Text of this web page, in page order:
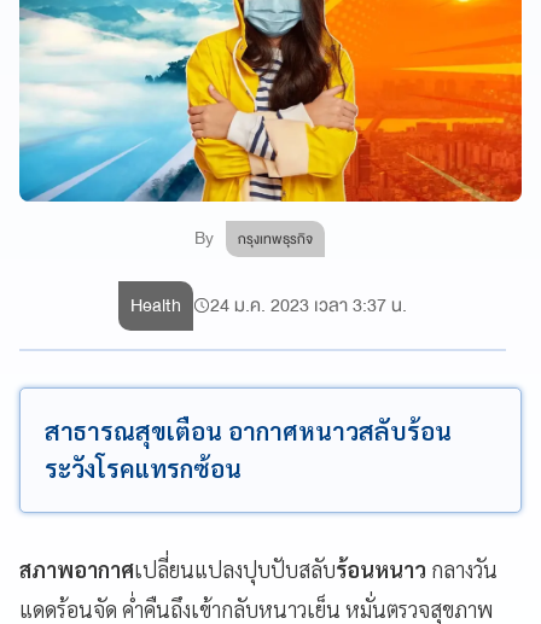
By กรุงเทพธุรกิจ
Health 24 ม.ค. 2023 เวลา 3:37 น.
สาธารณสุขเตือน อากาศหนาวสลับร้อน
ระวังโรคแทรกซ้อน
สภาพอากาศเปลี่ยนแปลงปุบปับสลับร้อนหนาว กลางวัน
แดดร้อนจัด ค่ำคืนถึงเข้ากลับหนาวเย็น หมั่นตรวจสุขภาพ